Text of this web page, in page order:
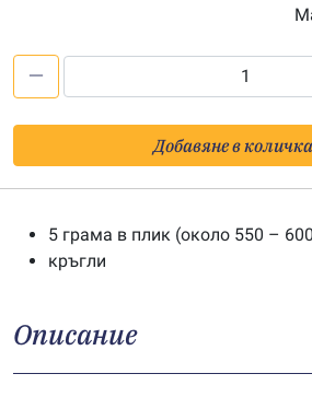
за
диамантен
цв.
Добавяне в
5 грама в плик (около 550 –
кръгли
Описание